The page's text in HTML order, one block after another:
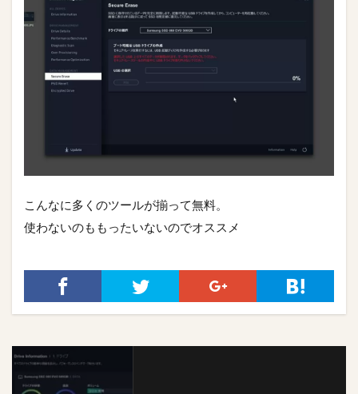
こんなに多くのツールが揃って無料。
使わないのももったいないのでオススメ